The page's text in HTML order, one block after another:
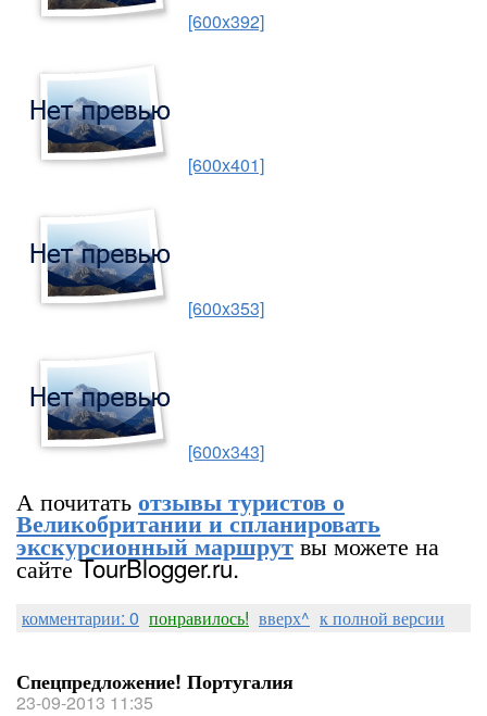
[600x392]
[600x401]
[600x353]
[600x343]
А почитатьотзывы туристов о
Великобритании и спланировать
экскурсионный маршрутвы можете на
сайте TourBlogger.ru.
комментарии: 0 понравилось! вверх^ к полной версии
Спецпредложение! Португалия
23-09-2013 11:35